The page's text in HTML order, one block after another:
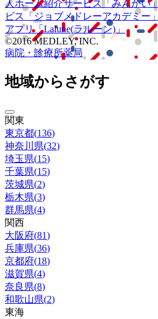
人ホーム紹介サービス 「みんかい」
ビス
「ジョブメドレーアカデミー」
アプリ「Lalune(ラルーン)」
©2016 MEDLEY, INC.
病院・診療所薬局
地域からさがす
関東
東京都(136)
神奈川県(32)
埼玉県(15)
千葉県(15)
茨城県(2)
栃木県(3)
群馬県(4)
関西
大阪府(81)
兵庫県(36)
京都府(18)
滋賀県(4)
奈良県(8)
和歌山県(2)
東海